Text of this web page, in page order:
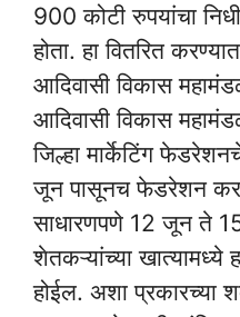
900 कोटी रुपयांचा
होता. हा वितरित
आदिवासी विकास
आदिवासी विकास
जिल्हा मार्केटिंग
जून पासूनच फेडरेशन
साधारणपणे 12 जून ते
शेतकऱ्यांच्या खात्यामध्ये
होईल. अशा प्रकारच्या